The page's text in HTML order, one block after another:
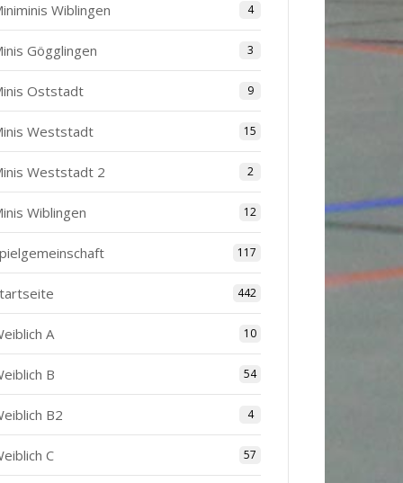
Wiblingen 4
Gögglingen 3
Oststadt 9
Weststadt 15
Weststadt 2 2
Wiblingen 12
117
442
A 10
B 54
B2 4
C 57